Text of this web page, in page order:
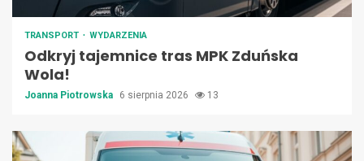
TRANSPORT WYDARZENIA
Odkryj tajemnice tras MPK Zduńska
Wola!
Joanna Piotrowska 6 sierpnia 2026 13